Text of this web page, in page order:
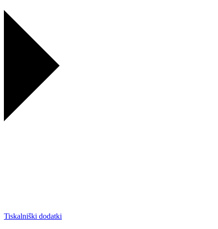
Tiskalniški dodatki